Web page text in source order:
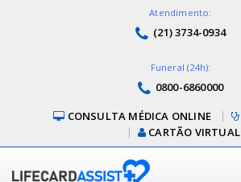
Atendimento:
(21) 3734-0934
Funeral (24h):
0800-6860000
CONSULTA MÉDICA ONLINE
CARTÃO VIRTUAL